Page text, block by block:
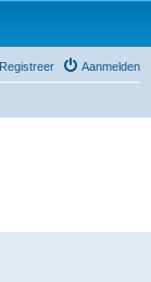
Aanmelden
Registreer